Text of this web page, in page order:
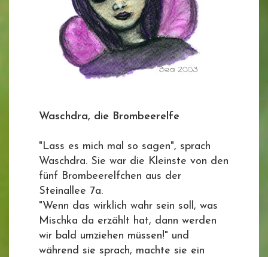
Waschdra, die Brombeerelfe
"Lass es mich mal so sagen", sprach
Waschdra. Sie war die Kleinste von den
fünf Brombeerelfchen aus der
Steinallee 7a.
"Wenn das wirklich wahr sein soll, was
Mischka da erzählt hat, dann werden
wir bald umziehen müssen!" und
während sie sprach, machte sie ein